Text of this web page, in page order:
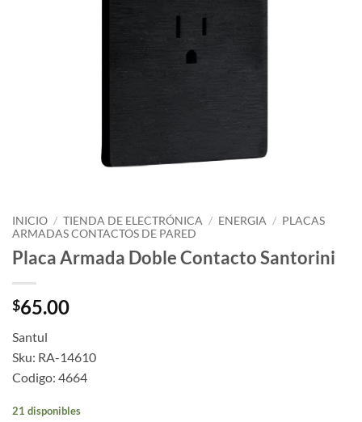
INICIO / TIENDA DE ELECTRÓNICA / ENERGIA / PLACAS
ARMADAS CONTACTOS DE PARED
Placa Armada Doble Contacto Santorini
$65.00
Santul
Sku: RA-14610
Codigo: 4664
21 disponibles